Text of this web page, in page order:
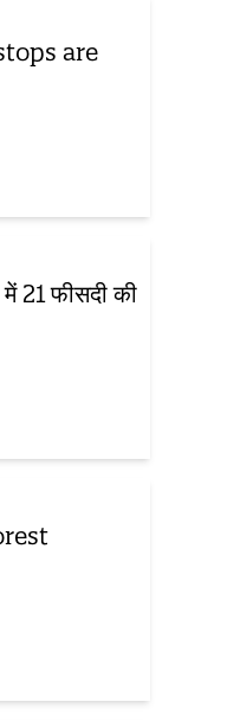
are
21 फीसदी की